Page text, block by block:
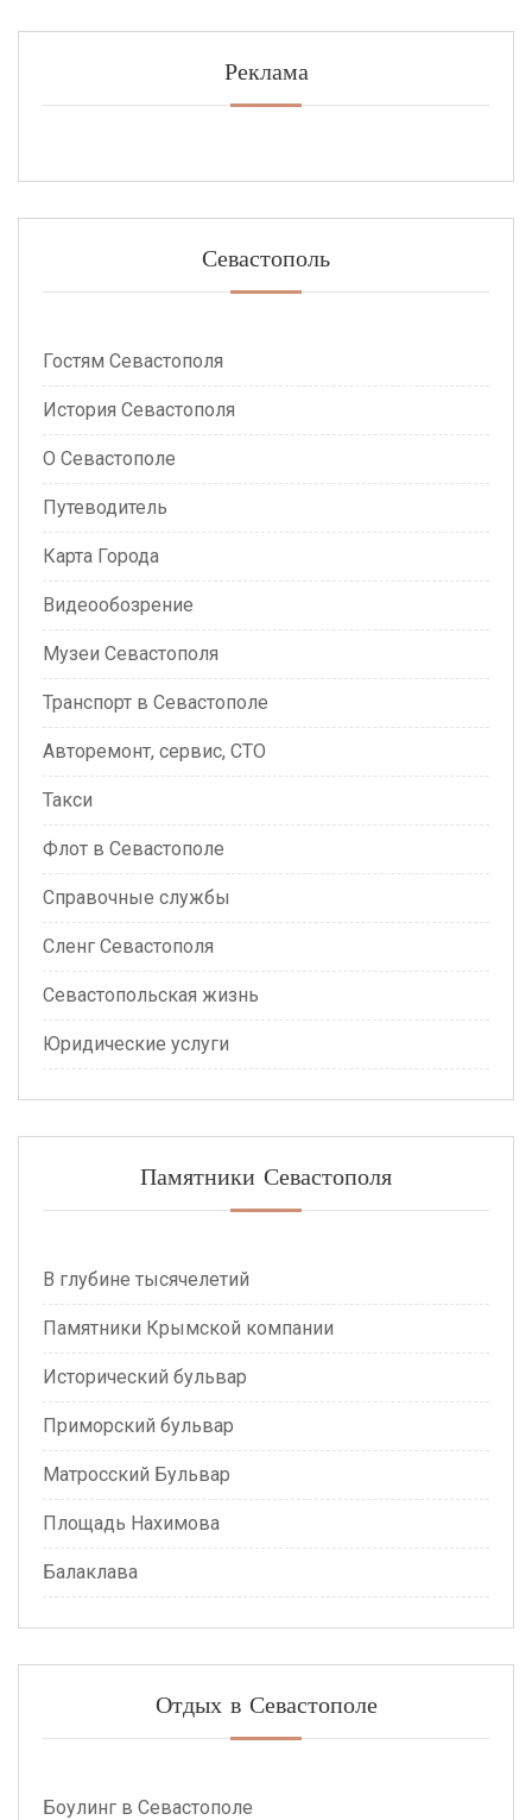
Реклама
Севастополь
Гостям Севастополя
История Севастополя
О Севастополе
Путеводитель
Карта Города
Видеообозрение
Музеи Севастополя
Транспорт в Севастополе
Авторемонт, сервис, СТО
Такси
Флот в Севастополе
Справочные службы
Сленг Севастополя
Севастопольская жизнь
Юридические услуги
Памятники Севастополя
В глубине тысячелетий
Памятники Крымской компании
Исторический бульвар
Приморский бульвар
Матросский Бульвар
Площадь Нахимова
Балаклава
Отдых в Севастополе
Боулинг в Севастополе